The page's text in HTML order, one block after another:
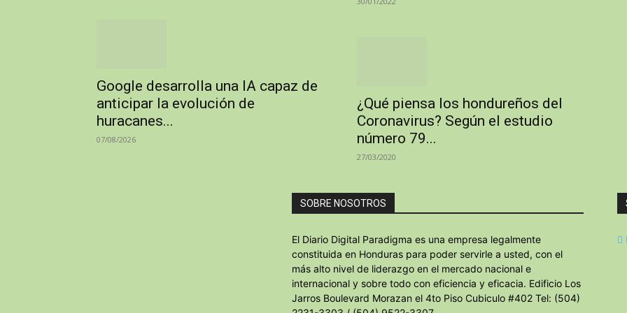
Google desarrolla una IA capaz de
anticipar la evolución de
huracanes...
07/08/2026
¿Qué piensa los hondureños del
Coronavirus? Según el estudio
número 79...
27/03/2020
SOBRE NOSOTROS
El Diario Digital Paradigma es una empresa legalmente
constituida en Honduras para poder servirle a usted, con el
más alto nivel de liderazgo en el mercado nacional e
internacional y sobre todo con eficiencia y eficacia. Edificio Los
Jarros Boulevard Morazan el 4to Piso Cubiculo #402 Tel: (504)